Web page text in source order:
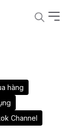
hàng
Channel